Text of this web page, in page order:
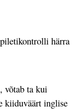
härra
võtab ta kui
kiiduväärt inglise